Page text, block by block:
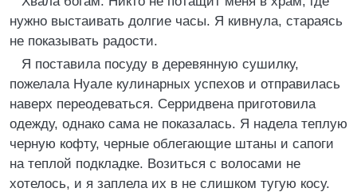
нужно выстаивать долгие часы. Я кивнула, стараясь
не показывать радости.
Я поставила посуду в деревянную сушилку,
пожелала Нуале кулинарных успехов и отправилась
наверх переодеваться. Серридвена приготовила
одежду, однако сама не показалась. Я надела теплую
черную кофту, черные облегающие штаны и сапоги
на теплой подкладке. Возиться с волосами не
хотелось, и я заплела их в не слишком тугую косу.